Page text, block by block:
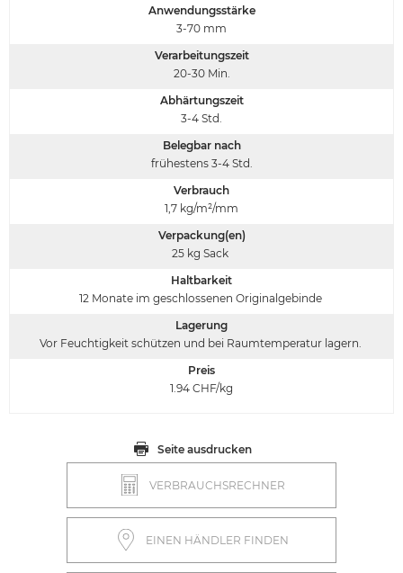
Anwendungsstärke
3-70 mm
Verarbeitungszeit
20-30 Min.
Abhärtungszeit
3-4 Std.
Belegbar nach
frühestens 3-4 Std.
Verbrauch
1,7 kg/m²/mm
Verpackung(en)
25 kg Sack
Haltbarkeit
12 Monate im geschlossenen Originalgebinde
Lagerung
Vor Feuchtigkeit schützen und bei Raumtemperatur lagern.
Preis
1.94 CHF/kg
Seite ausdrucken
VERBRAUCHSRECHNER
EINEN HÄNDLER FINDEN